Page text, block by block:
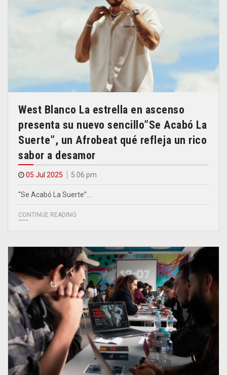
West Blanco La estrella en ascenso
presenta su nuevo sencillo”Se Acabó La
Suerte”, un Afrobeat qué refleja un rico
sabor a desamor
05 Jul 2025 5.06 pm
“Se Acabó La Suerte”…
CONTINUE READING